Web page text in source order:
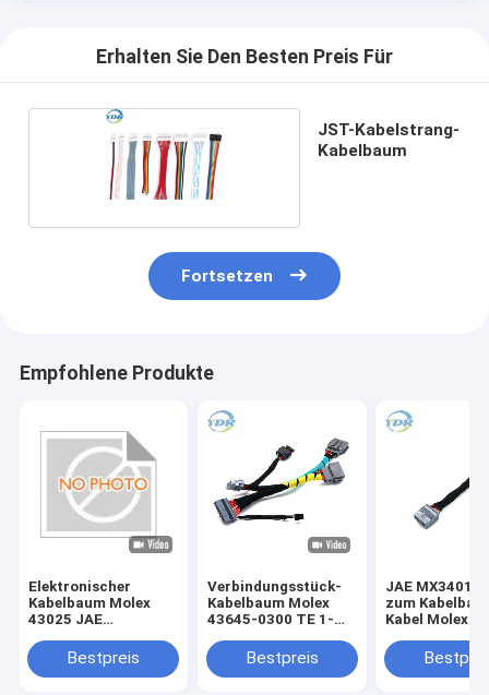
Erhalten Sie Den Besten Preis Für
JST-Kabelstrang-
Kabelbaum
Fortsetzen
Empfohlene Produkte
Elektronischer
Kabelbaum Molex
43025 JAE
Verbindungsstück
Bestpreis
Verbindungsstück-
Kabelbaum Molex
43645-0300 TE 1-
MX34020PF1 Kabel
Bestpreis
JAE
zum
Kabel Molex